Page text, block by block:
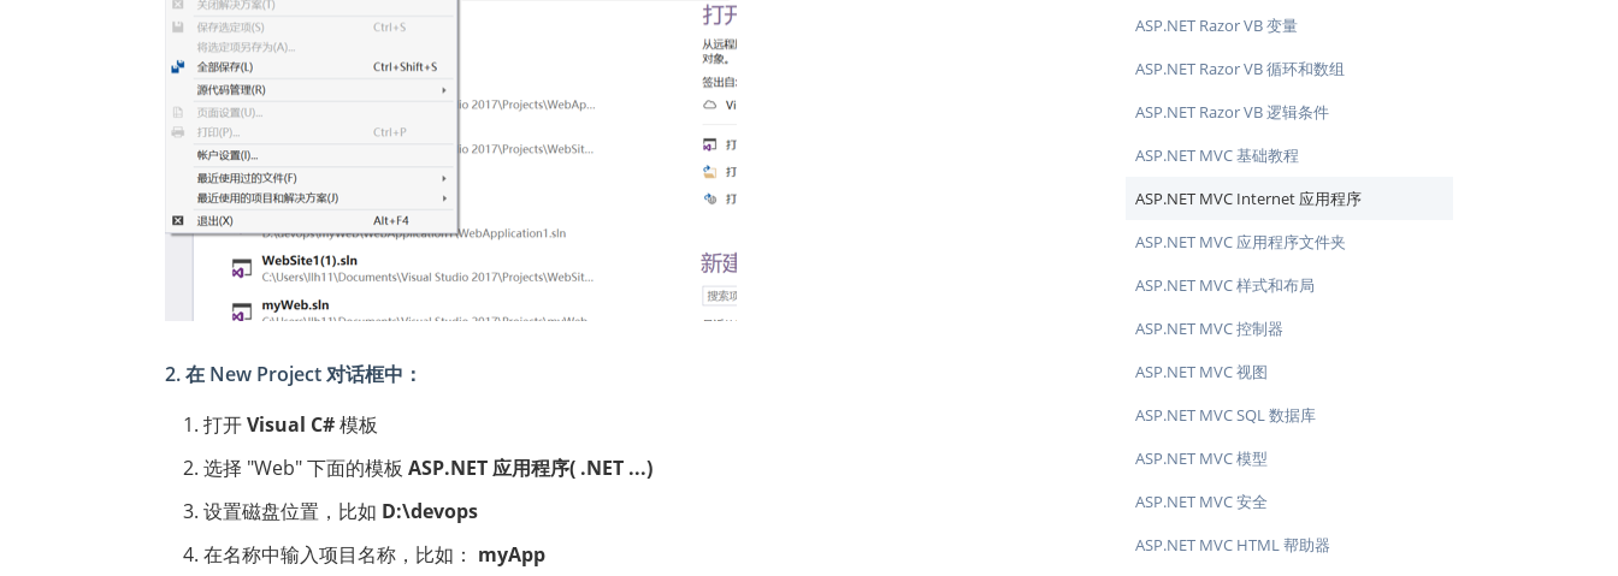
2. 在 New Project 对话框中：
打开Visual C#模板
选择 "Web" 下面的模板 ASP.NET 应用程序( .NET ...)
设置磁盘位置，比如 D:\devops
在名称中输入项目名称，比如： myApp
ASP.NET Razor VB 变量
ASP.NET Razor VB 循环和数组
ASP.NET Razor VB 逻辑条件
ASP.NET MVC 基础教程
ASP.NET MVC Internet 应用程序
ASP.NET MVC 应用程序文件夹
ASP.NET MVC 样式和布局
ASP.NET MVC 控制器
ASP.NET MVC 视图
ASP.NET MVC SQL 数据库
ASP.NET MVC 模型
ASP.NET MVC 安全
ASP.NET MVC HTML 帮助器